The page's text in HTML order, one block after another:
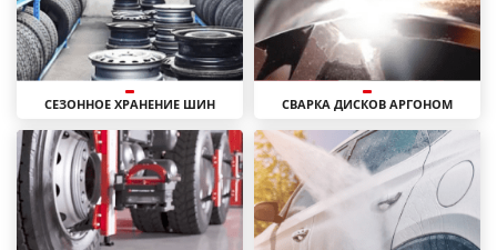
СЕЗОННОЕ ХРАНЕНИЕ ШИН СВАРКА ДИСКОВ АРГОНОМ